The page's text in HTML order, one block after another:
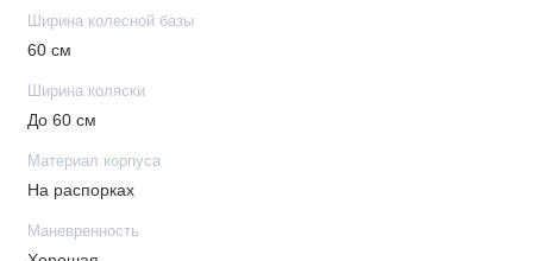
Ширина колесной базы
60 см
Ширина коляски
До 60 см
Материал корпуса
На распорках
Маневренность